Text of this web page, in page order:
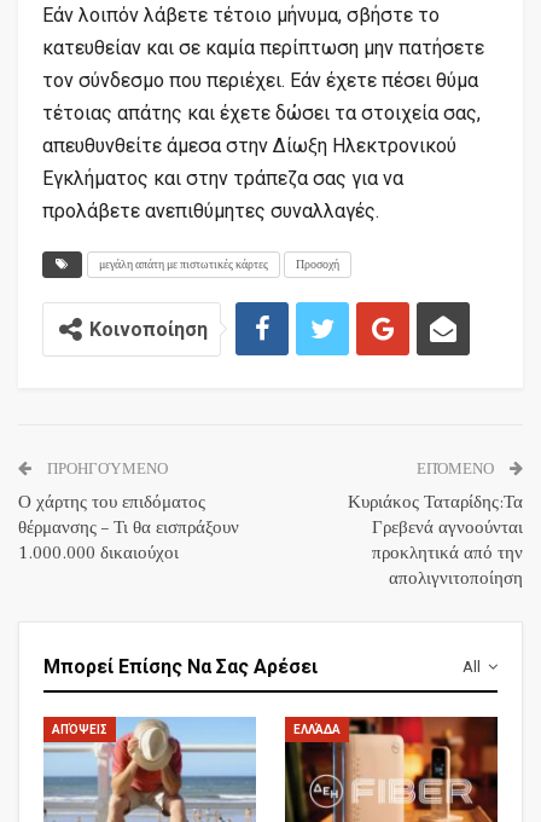
Εάν λοιπόν λάβετε τέτοιο μήνυμα, σβήστε το
κατευθείαν και σε καμία περίπτωση μην πατήσετε
τον σύνδεσμο που περιέχει. Εάν έχετε πέσει θύμα
τέτοιας απάτης και έχετε δώσει τα στοιχεία σας,
απευθυνθείτε άμεσα στην Δίωξη Ηλεκτρονικού
Εγκλήματος και στην τράπεζα σας για να
προλάβετε ανεπιθύμητες συναλλαγές.
μεγάλη απάτη με πιστωτικές κάρτες Προσοχή
Κοινοποίηση
ΠΡΟΗΓΟΎΜΕΝΟ
Ο χάρτης του επιδόματος
θέρμανσης – Τι θα εισπράξουν
1.000.000 δικαιούχοι
ΕΠΌΜΕΝΟ
Κυριάκος Ταταρίδης:Τα
Γρεβενά αγνοούνται
προκλητικά από την
απολιγνιτοποίηση
All
Μπορεί Επίσης Να Σας Αρέσει
ΑΠΌΨΕΙΣ ΕΛΛΆΔΑ